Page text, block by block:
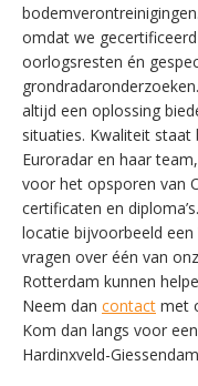
omdat we
oorlogsresten én
altijd een oplossing
situaties. Kwaliteit
Euroradar en haar
voor het opsporen van
certificaten en
locatie bijvoorbeeld een
vragen over één van
Rotterdam kunnen
Neem dan contact met
Kom dan langs voor
Hardinxveld-